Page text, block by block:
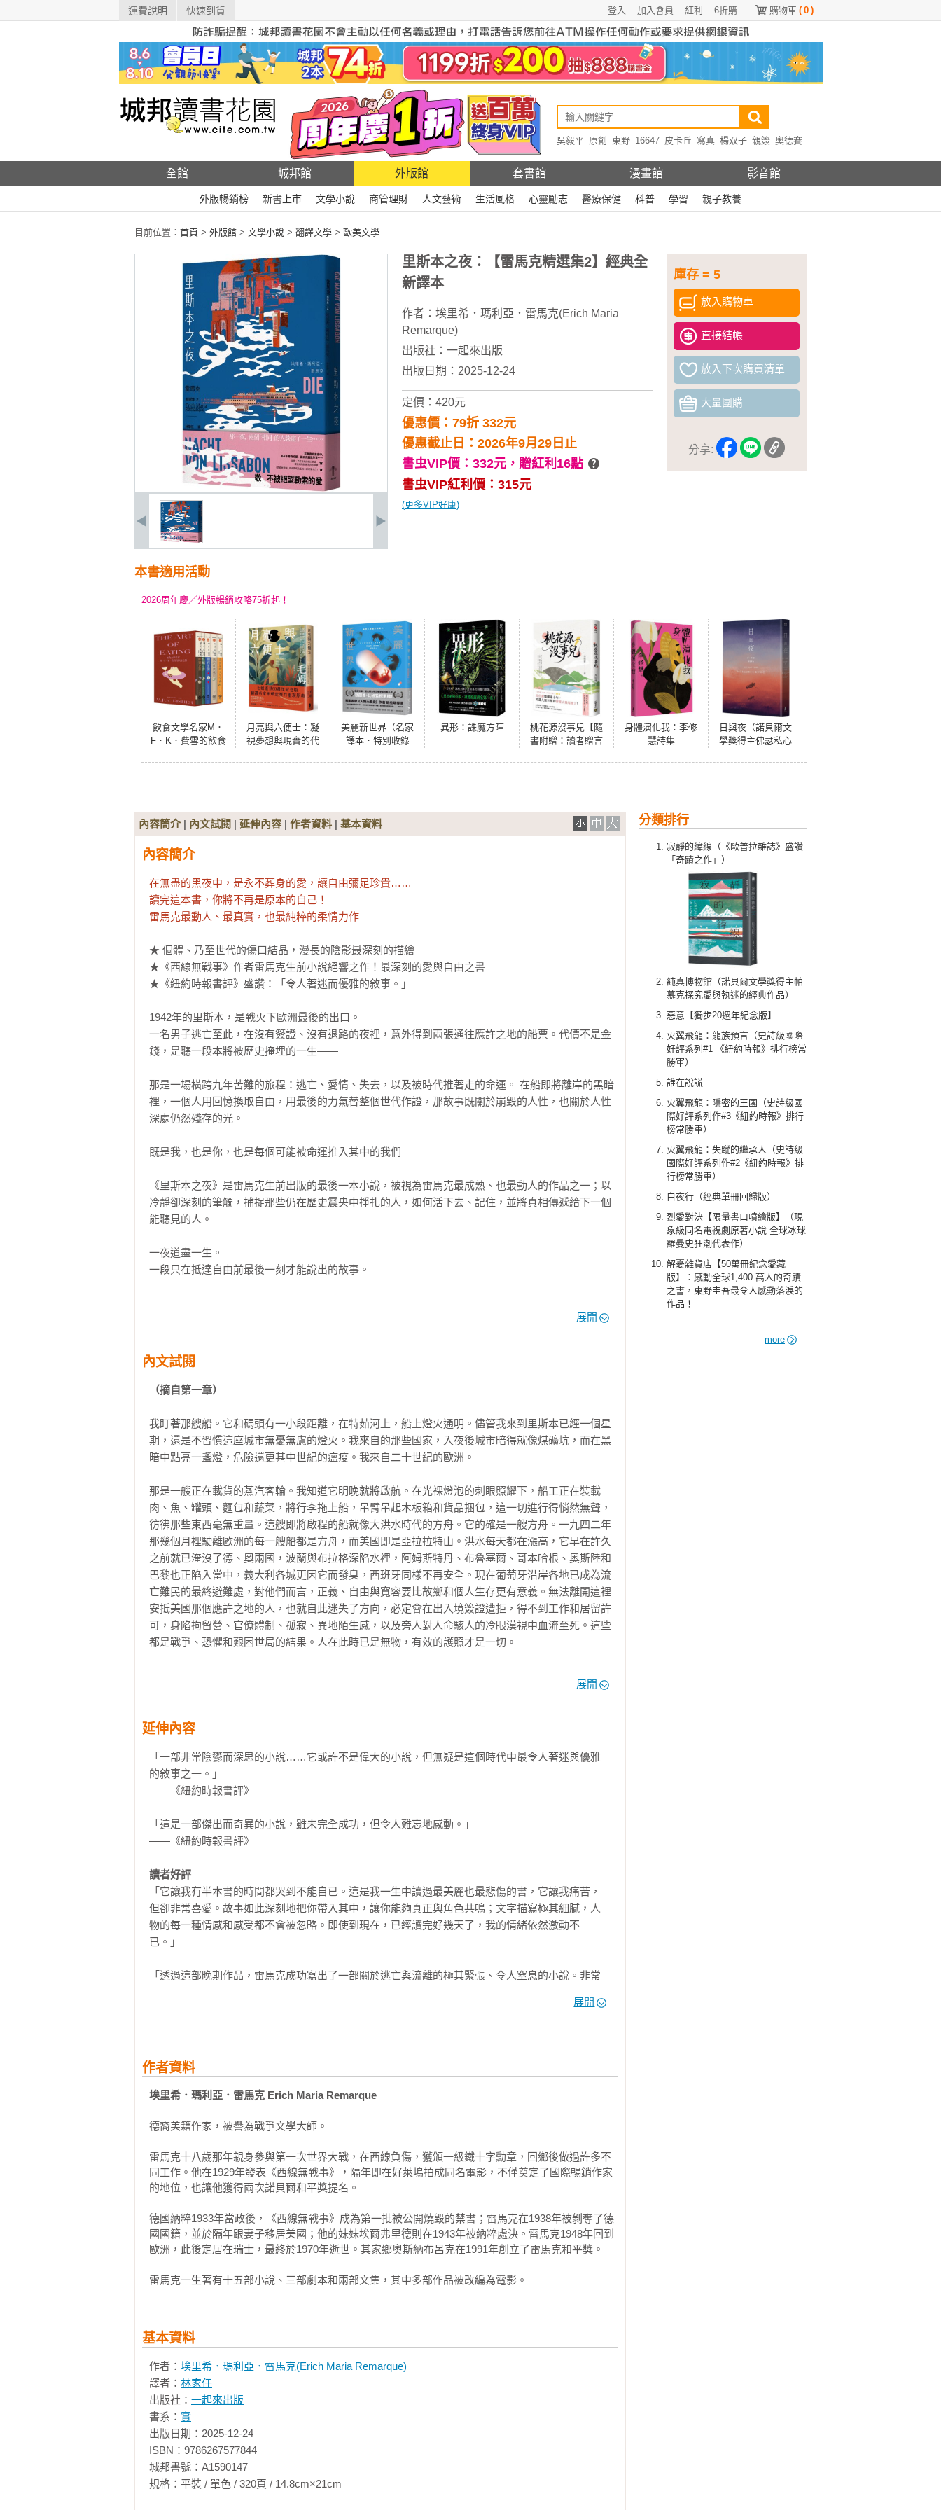
運費說明 快速到貨 購物車 ( 0 )
6折購
紅利
加入會員
登入
吳毅平 原創 東野 16647 皮卡丘 寫真 楊双子 親簽 奧德賽
全館 城邦館 外版館 套書館 漫畫館 影音館
外版暢銷榜 新書上市 文學小說 商管理財 人文藝術 生活風格 心靈勵志 醫療保健 科普 學習 親子教養
目前位置： 首頁 > 外版館 > 文學小說 > 翻譯文學 > 歐美文學
庫存 = 5
放入購物車
直接結帳
放入下次購買清單
大量團購
分享:
里斯本之夜：【雷馬克精選集2】經典全
新譯本
作者： 埃里希．瑪利亞．雷馬克(Erich Maria
Remarque)
出版社： 一起來出版
出版日期：2025-12-24
定價：420元
優惠價：79折 332元
優惠截止日：2026年9月29日止
書虫VIP價：332元， 贈紅利16點
書虫VIP紅利價：315元
(更多VIP好康)
本書適用活動
2026周年慶／外版暢銷攻略75折起！
飲食文學名家M．
F．K．費雪的飲食
月亮與六便士：凝
視夢想與現實的代
美麗新世界（名家
譯本．特別收錄
異形：誅魔方陣
桃花源沒事兒【隨
書附贈：讀者贈言
身體演化我：李修
慧詩集
日與夜（諾貝爾文
學獎得主佛瑟私心
分類排行
寂靜的緯線（《歐普拉雜誌》盛讚
「奇蹟之作」）
純真博物館（諾貝爾文學獎得主帕
慕克探究愛與執迷的經典作品）
惡意【獨步20週年紀念版】
火翼飛龍：龍族預言（史詩級國際
好評系列#1 《紐約時報》排行榜常
勝軍）
誰在說謊
火翼飛龍：隱密的王國（史詩級國
際好評系列作#3《紐約時報》排行
榜常勝軍）
火翼飛龍：失蹤的繼承人（史詩級
國際好評系列作#2《紐約時報》排
行榜常勝軍）
白夜行（經典單冊回歸版）
烈愛對決【限量書口噴繪版】（現
象級同名電視劇原著小說 全球冰球
羅曼史狂潮代表作）
解憂雜貨店【50萬冊紀念愛藏
版】：感動全球1,400 萬人的奇蹟
之書，東野圭吾最令人感動落淚的
作品！
more
內容簡介| 內文試閱 | 延伸內容 | 作者資料 | 基本資料
內容簡介
在無盡的黑夜中，是永不葬身的愛，讓自由彌足珍貴……
讀完這本書，你將不再是原本的自己！
雷馬克最動人、最真實，也最純粹的柔情力作
★ 個體、乃至世代的傷口結晶，漫長的陰影最深刻的描繪
★《西線無戰事》作者雷馬克生前小說絕響之作！最深刻的愛與自由之書
★《紐約時報書評》盛讚：「令人著迷而優雅的敘事。」
1942年的里斯本，是戰火下歐洲最後的出口。
一名男子逃亡至此，在沒有簽證、沒有退路的夜裡，意外得到兩張通往應許之地的船票。代價不是金
錢，是聽一段本將被歷史掩埋的一生——
那是一場橫跨九年苦難的旅程：逃亡、愛情、失去，以及被時代推著走的命運。 在船即將離岸的黑暗
裡，一個人用回憶換取自由，用最後的力氣替整個世代作證，那故事既關於崩毀的人性，也關於人性
深處仍然殘存的光。
既是我，也是你，也是每個可能被命運推入其中的我們
《里斯本之夜》是雷馬克生前出版的最後一本小說，被視為雷馬克最成熟、也最動人的作品之一；以
冷靜卻深刻的筆觸，捕捉那些仍在歷史震央中掙扎的人，如何活下去、記住，並將真相傳遞給下一個
能聽見的人。
一夜道盡一生。
一段只在抵達自由前最後一刻才能說出的故事。
展開
內文試閱
（摘自第一章）
我盯著那艘船。它和碼頭有一小段距離，在特茹河上，船上燈火通明。儘管我來到里斯本已經一個星
期，還是不習慣這座城市無憂無慮的燈火。我來自的那些國家，入夜後城市暗得就像煤礦坑，而在黑
暗中點亮一盞燈，危險還更甚中世紀的瘟疫。我來自二十世紀的歐洲。
那是一艘正在載貨的蒸汽客輪。我知道它明晚就將啟航。在光裸燈泡的刺眼照耀下，船工正在裝載
肉、魚、罐頭、麵包和蔬菜，將行李拖上船，吊臂吊起木板箱和貨品捆包，這一切進行得悄然無聲，
彷彿那些東西毫無重量。這艘即將啟程的船就像大洪水時代的方舟。它的確是一艘方舟。一九四二年
那幾個月裡駛離歐洲的每一艘船都是方舟，而美國即是亞拉拉特山。洪水每天都在漲高，它早在許久
之前就已淹沒了德、奧兩國，波蘭與布拉格深陷水裡，阿姆斯特丹、布魯塞爾、哥本哈根、奧斯陸和
巴黎也正陷入當中，義大利各城更因它而發臭，西班牙同樣不再安全。現在葡萄牙沿岸各地已成為流
亡難民的最終避難處，對他們而言，正義、自由與寬容要比故鄉和個人生存更有意義。無法離開這裡
安抵美國那個應許之地的人，也就自此迷失了方向，必定會在出入境簽證遭拒，得不到工作和居留許
可，身陷拘留營、官僚體制、孤寂、異地陌生感，以及旁人對人命駭人的冷眼漠視中血流至死。這些
都是戰爭、恐懼和艱困世局的結果。人在此時已是無物，有效的護照才是一切。
賄賂命運最後的絕望嘗試了。再過幾天，露德和我的葡萄牙居留許可就要到期，我們沒有其他簽證。
售罄，我們除了沒有美國的旅遊簽證，手頭也還缺三百多美金的船票旅費。我用這裡還可行的特有方
奇蹟降臨。只是身處在流亡途中的懷疑和危險裡，你得學會相信奇蹟，否則活不下去。我手上還有六
十二美元，但我賭輸了其中五十六美元。
腳步，和我一樣望向那艘船。我猜他就和大家一樣，也被困在此地，所以沒多留意，直到我察覺他其
實在暗中觀察我。即使根本就沒什麼好怕的，流亡者永遠擺脫不了對警察的恐懼，就算在睡夢中亦
我隨即聽到身後有腳步聲。我繼續朝前走，沒有加快腳步，心中同時盤算我要是被逮了，該如何通知
露德。距離碼頭尾巴那些彷彿安睡在暗夜中的蝴蝶的粉彩屋舍還有一大段距離，如果要跑過去躲進暗
巷，必然會有遭到射殺的風險。
「奧國人？」
我沒答話，巴望著那些怎麼還不靠近的粉彩屋舍。我知道有些葡萄牙警察的德語非常流利。
「我不是警察。」他說。
我不相信。他穿著便服，但我在歐洲就被便衣憲警逮過六次。而且此刻我身上還帶了好幾張不一樣的
身分證件，做工還不錯，是在巴黎出自某個來自布拉格的數學教授之手。但證件全是偽造的。
「我注意到您在看著那艘船，所以我在想……」
我冷冷看了他一眼。他看起來的確不像警察，但之前在波爾多抓我的那個憲警，雖然看起來就和在墳
爾多，他還是抓我入監。要不是監獄長為人慈悲，幾個小時後把我放了出去，恐怕我現在早已不在人
「您想去紐約嗎？」那人問道。
我沒答話。再二十公尺，如果有必要，我能將他推倒，逃之夭夭。
「這是那艘船的兩張船票。」他的手探向口袋。
我看著船票，但在黑暗中無法細讀票面文字。此時我和他相隔的距離已夠遠了，可以冒險停下腳步。
「什麼意思？」我開口用葡語問。葡語字詞我還認得幾個。
展開
延伸內容
「一部非常陰鬱而深思的小說……它或許不是偉大的小說，但無疑是這個時代中最令人著迷與優雅
的敘事之一。」
——《紐約時報書評》
「這是一部傑出而奇異的小說，雖未完全成功，但令人難忘地感動。」
——《紐約時報書評》
讀者好評
「它讓我有半本書的時間都哭到不能自已。這是我一生中讀過最美麗也最悲傷的書，它讓我痛苦，
但卻非常喜愛。故事如此深刻地把你帶入其中，讓你能夠真正與角色共鳴；文字描寫極其細膩，人
物的每一種情感和感受都不會被忽略。即使到現在，已經讀完好幾天了，我的情緒依然激動不
已。」
「透過這部晚期作品，雷馬克成功寫出了一部關於逃亡與流離的極其緊張、令人窒息的小說。非常
展開
作者資料
埃里希．瑪利亞．雷馬克 Erich Maria Remarque
德裔美籍作家，被譽為戰爭文學大師。
雷馬克十八歲那年親身參與第一次世界大戰，在西線負傷，獲頒一級鐵十字勳章，回鄉後做過許多不
同工作。他在1929年發表《西線無戰事》，隔年即在好萊塢拍成同名電影，不僅奠定了國際暢銷作家
的地位，也讓他獲得兩次諾貝爾和平獎提名。
德國納粹1933年當政後，《西線無戰事》成為第一批被公開燒毀的禁書；雷馬克在1938年被剝奪了德
國國籍，並於隔年跟妻子移居美國；他的妹妹埃爾弗里德則在1943年被納粹處決。雷馬克1948年回到
歐洲，此後定居在瑞士，最終於1970年逝世。其家鄉奧斯納布呂克在1991年創立了雷馬克和平獎。
雷馬克一生著有十五部小說、三部劇本和兩部文集，其中多部作品被改編為電影。
基本資料
作者： 埃里希．瑪利亞．雷馬克(Erich Maria Remarque)
譯者： 林家任
出版社： 一起來出版
書系： 實
出版日期：2025-12-24
ISBN：9786267577844
城邦書號：A1590147
規格：平裝 / 單色 / 320頁 / 14.8cm×21cm